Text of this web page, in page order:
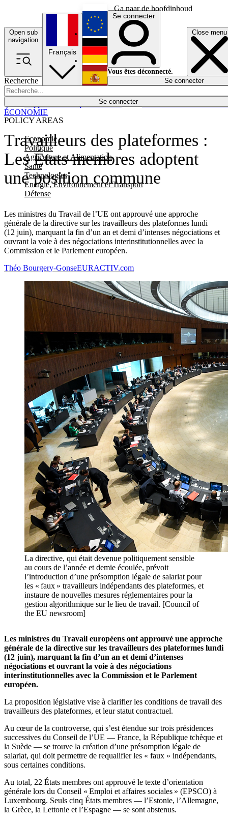
Ga naar de hoofdinhoud
Open sub
navigation
Close menu
Recherche
Se connecter
POLICY AREAS
Economie
Politique
Agriculture et Alimentation
Santé
Technologies
Energie, Environnement et Transport
Défense
Économie
Français
English
Deutsch
Español
Se connecter
Vous êtes déconnecté.
Se connecter
Travailleurs des plateformes :
Les États membres adoptent
une position commune
Les ministres du Travail de l’UE ont approuvé une approche
générale de la directive sur les travailleurs des plateformes lundi
(12 juin), marquant la fin d’un an et demi d’intenses négociations et
ouvrant la voie à des négociations interinstitutionnelles avec la
Commission et le Parlement européen.
ÉCONOMIE
Théo Bourgery-GonseEURACTIV.com
La directive, qui était devenue politiquement sensible
au cours de l’année et demie écoulée, prévoit
l’introduction d’une présomption légale de salariat pour
les « faux » travailleurs indépendants des plateformes, et
instaure de nouvelles mesures réglementaires pour la
gestion algorithmique sur le lieu de travail. [Council of
the EU newsroom]
Les ministres du Travail européens ont approuvé une approche
générale de la directive sur les travailleurs des plateformes lundi
(12 juin), marquant la fin d’un an et demi d’intenses
négociations et ouvrant la voie à des négociations
interinstitutionnelles avec la Commission et le Parlement
européen.
La proposition législative vise à clarifier les conditions de travail des
travailleurs des plateformes, et leur statut contractuel.
Au cœur de la controverse, qui s’est étendue sur trois présidences
successives du Conseil de l’UE — France, la République tchèque et
la Suède — se trouve la création d’une présomption légale de
salariat, qui doit permettre de requalifier les « faux » indépendants,
sous certaines conditions.
Au total, 22 États membres ont approuvé le texte d’orientation
générale lors du Conseil « Emploi et affaires sociales » (EPSCO) à
Luxembourg. Seuls cinq États membres — l’Estonie, l’Allemagne,
la Grèce, la Lettonie et l’Espagne — se sont abstenus.